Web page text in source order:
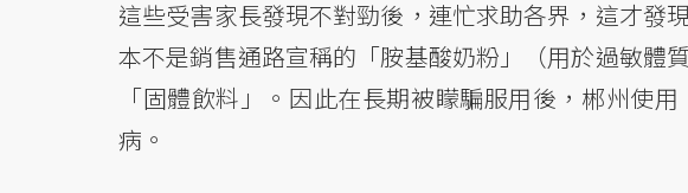
這些受害家長發現不對勁後，連忙求助各界，這才發
本不是銷售通路宣稱的「胺基酸奶粉」（用於過敏體
「固體飲料」。因此在長期被矇騙服用後，郴州使
病。